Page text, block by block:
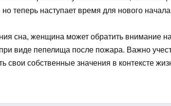
теперь наступает время для нового
сна, женщина может обратить внимание
виде пепелища после пожара. Важно
свои собственные значения в контексте